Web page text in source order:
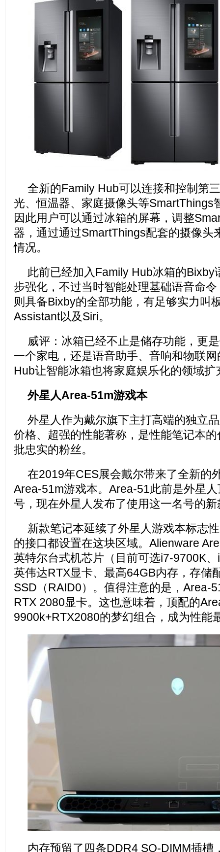
全新的Family Hub可以连接和控制第
光、恒温器、家庭摄像头等SmartThings
因此用户可以通过冰箱的屏幕，调整
器，通过通过SmartThings配套的摄像头
情况。
此前已经加入Family Hub冰箱的Bixby
步强化，不过当时智能处理基础语音命
则具备Bixby的全部功能，有足够实力叫
Assistant以及Siri。
威评：冰箱已经不止是储存功能，更
一个家电，还是语音助手、音响和物联
Hub让智能冰箱也将家庭娱乐化的领域扩
外星人Area-51m游戏本
外星人作为戴尔旗下主打高端的独立
价格、超强的性能著称，是性能笔记本
批忠实的粉丝。
在2019年CES展会戴尔带来了全新的
Area-51m游戏本。Area-51此前是外星
号，现在外星人发布了使用这一名号的
新款笔记本延续了外星人游戏本标志
的接口都设置在这块区域。Alienware
英特尔台式机芯片（目前可选i7-9700K
英伟达RTX显卡、最高64GB内存，存储
SSD（RAID0）。值得注意的是，Area-
RTX 2080显卡。这也意味着，顶配的
9900k+RTX2080的梦幻组合，成为性能
内存预留了四条DDR4 SO-DIMM插槽